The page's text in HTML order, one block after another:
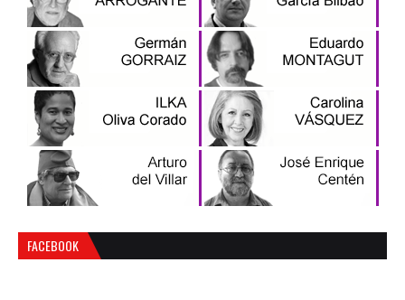
FACEBOOK